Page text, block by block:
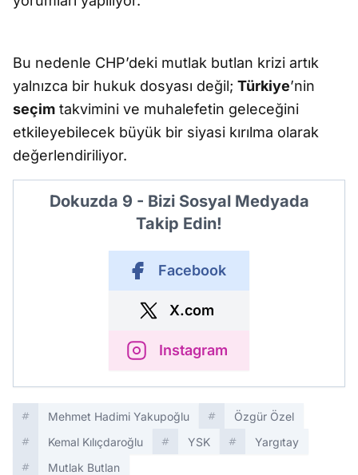
Bu nedenle CHP’deki mutlak butlan krizi artık
yalnızca bir hukuk dosyası değil; Türkiye’nin
seçim takvimini ve muhalefetin geleceğini
etkileyebilecek büyük bir siyasi kırılma olarak
değerlendiriliyor.
Dokuzda 9 - Bizi Sosyal Medyada
Takip Edin!
Facebook
X.com
Instagram
Mehmet Hadimi Yakupoğlu
Özgür Özel
Kemal Kılıçdaroğlu
YSK
Yargıtay
Mutlak Butlan